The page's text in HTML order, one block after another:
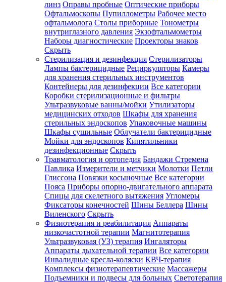
линз Оправы пробные Оптические приборы
Офтальмоскопы Пупиллометры Рабочее место
офтальмолога Столы приборные Тонометры
внутриглазного давления Экзофтальмометры
Наборы диагностические Проекторы знаков
Скрыть
Стерилизация и дезинфекция Стерилизаторы
Лампы бактерицидные Рециркуляторы Камеры
для хранения стерильных инструментов
Контейнеры для дезинфекции Все категории
Коробки стерилизационные и фильтры
Ультразвуковые ванны/мойки Утилизаторы
медицинских отходов Шкафы для хранения
стерильных эндоскопов Упаковочные машины
Шкафы сушильные Облучатели бактерицидные
Мойки для эндоскопов Кипятильники
дезинфекционные Скрыть
Травматология и ортопедия Бандажи Стремена
Павлика Измерители и метчики Молотки Петли
Глиссона Повязки косыночные Все категории
Пояса Приборы опорно-двигательного аппарата
Спицы для скелетного вытяжения Угломеры
Фиксаторы конечностей Шины Беллера Шины
Виленского Скрыть
Физиотерапия и реабилитация Аппараты
низкочастотной терапии Магнитотерапия
Ультразвуковая (УЗ) терапия Ингаляторы
Аппараты дыхательной терапии Все категории
Инвалидные кресла-коляски КВЧ-терапия
Комплексы физиотерапевтические Массажеры
Подъемники и подвесы для больных Светотерапия